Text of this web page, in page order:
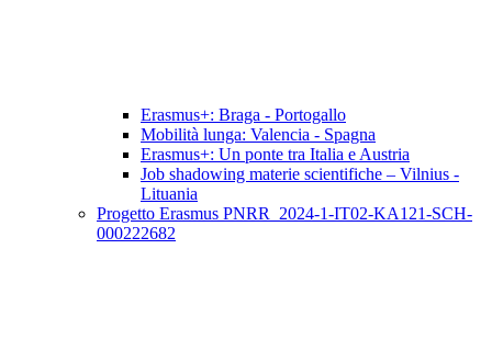
Erasmus+: Braga - Portogallo
Mobilità lunga: Valencia - Spagna
Erasmus+: Un ponte tra Italia e Austria
Job shadowing materie scientifiche – Vilnius -
Lituania
Progetto Erasmus PNRR_2024-1-IT02-KA121-SCH-
000222682